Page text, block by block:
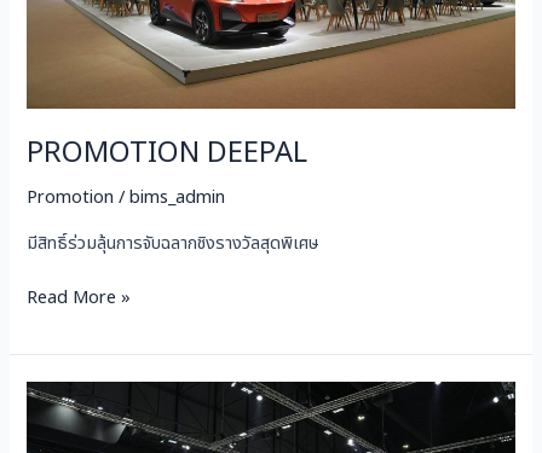
PROMOTION DEEPAL
Promotion /bims_admin
มีสิทธิ์ร่วมลุ้นการจับฉลากชิงรางวัลสุดพิเศษ
Read More »
Neta
Promotion